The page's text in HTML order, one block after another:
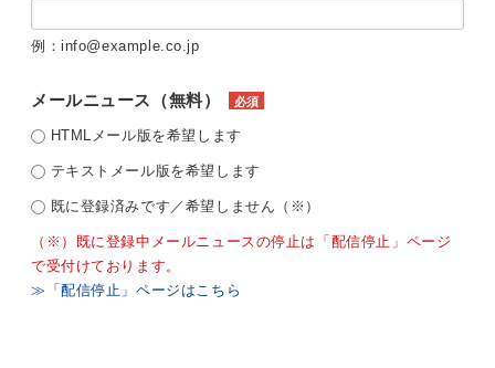
例：info@example.co.jp
メールニュース（無料） 必須
HTMLメール版を希望します
テキストメール版を希望します
既に登録済みです／希望しません（※）
（※）既に登録中メールニュースの停止は「配信停止」ページ
で受付けております。
≫「配信停止」ページはこちら